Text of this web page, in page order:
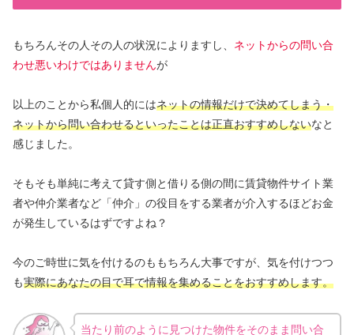
もちろんその人その人の状況によりますし、 ネットからの問い合
わせ悪いわけではありませんが
以上のことから私個人的にはネットの情報だけで決めてしまう・
ネットから問い合わせるといったことは正直おすすめしないなと
感じました。
そもそも単純に考えて貸す側と借りる側の間に賃貸物件サイト業
者や仲介業者など「仲介」の役目をする業者が介入するほどお金
が発生しているはずですよね？
今のご時世に気を付けるのももちろん大事ですが、気を付けつつ
も実際にあなたの目で耳で情報を集めることをおすすめします。
当たり前のように見つけた物件をそのまま問い合